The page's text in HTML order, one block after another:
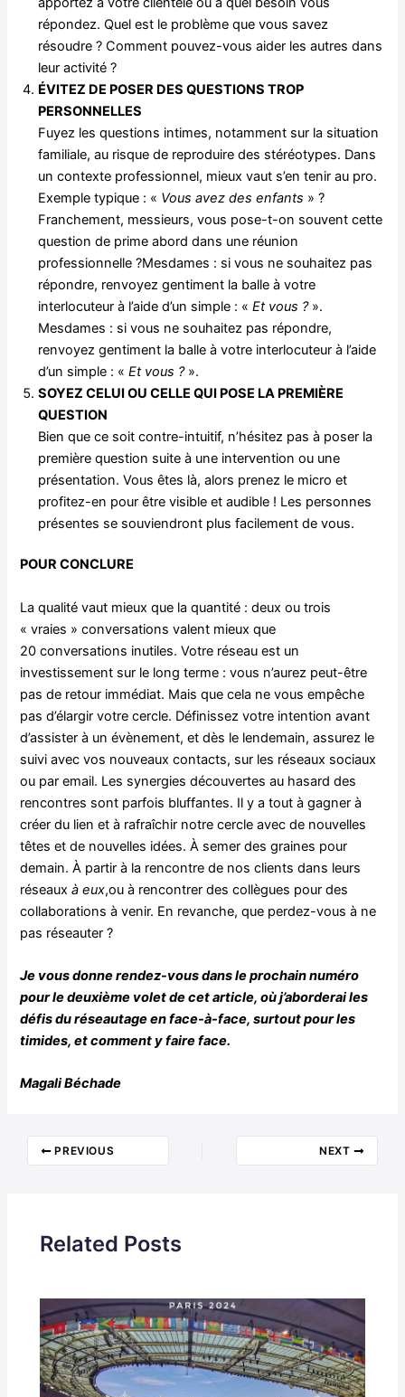
répondez. Quel est le problème que vous savez
résoudre ? Comment pouvez-vous aider les autres dans
leur activité ?
ÉVITEZ DE POSER DES QUESTIONS TROP
PERSONNELLES
Fuyez les questions intimes, notamment sur la situation
familiale, au risque de reproduire des stéréotypes. Dans
un contexte professionnel, mieux vaut s’en tenir au pro.
Exemple typique : « Vous avez des enfants » ?
Franchement, messieurs, vous pose-t-on souvent cette
question de prime abord dans une réunion
professionnelle ?Mesdames : si vous ne souhaitez pas
répondre, renvoyez gentiment la balle à votre
interlocuteur à l’aide d’un simple : «Et vous ?».
Mesdames : si vous ne souhaitez pas répondre,
renvoyez gentiment la balle à votre interlocuteur à l’aide
d’un simple : «Et vous ?».
SOYEZ CELUI OU CELLE QUI POSE LA PREMIÈRE
QUESTION
Bien que ce soit contre-intuitif, n’hésitez pas à poser la
première question suite à une intervention ou une
présentation. Vous êtes là, alors prenez le micro et
profitez-en pour être visible et audible ! Les personnes
présentes se souviendront plus facilement de vous.
POUR CONCLURE
La qualité vaut mieux que la quantité : deux ou trois
« vraies » conversations valent mieux que
20 conversations inutiles. Votre réseau est un
investissement sur le long terme : vous n’aurez peut-être
pas de retour immédiat. Mais que cela ne vous empêche
pas d’élargir votre cercle. Définissez votre intention avant
d’assister à un évènement, et dès le lendemain, assurez le
suivi avec vos nouveaux contacts, sur les réseaux sociaux
ou par email. Les synergies découvertes au hasard des
rencontres sont parfois bluffantes. Il y a tout à gagner à
créer du lien et à rafraîchir notre cercle avec de nouvelles
têtes et de nouvelles idées. À semer des graines pour
demain. À partir à la rencontre de nos clients dans leurs
réseauxà eux,ou à rencontrer des collègues pour des
collaborations à venir. En revanche, que perdez-vous à ne
pas réseauter ?
Je vous donne rendez-vous dans le prochain numéro
pour le deuxième volet de cet article, où j’aborderai les
défis du réseautage en face-à-face, surtout pour les
timides, et comment y faire face.
Magali Béchade
PREVIOUS NEXT
Related Posts